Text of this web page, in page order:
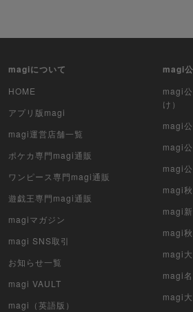
ポケカ（未開封パック）
遊戯王（未開封パック）
デュエル・マスターズ
マジック：ザ・ギャザリング
ヴァイスシュヴァルツ
クリプトスペルズ
マイクリプトヒーローズ
遊戯王初期
magiについて
HOME
アプリ版magi
magi運営店舗一覧
ポケカ専門magi通販
ワンピース専門magi通販
遊戯王専門magi通販
magiマガジン
magi SNS取引
お知らせ一覧
magi VAULT
magi（英語版）
magi
magi
け）
magi
magi
magi
magi
magi
magi
magi
magi
magi